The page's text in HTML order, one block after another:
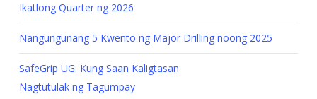
Ikatlong Quarter ng 2026
Nangungunang 5 Kwento ng Major Drilling noong 2025
SafeGrip UG: Kung Saan Kaligtasan
Nagtutulak ng Tagumpay